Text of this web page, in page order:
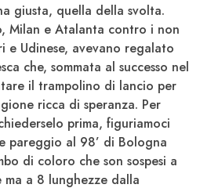
giusta, quella della svolta.
Milan e Atalanta contro i non
e Udinese, avevano regalato
che, sommata al successo nel
il trampolino di lancio per
ricca di speranza. Per
prima, figuriamoci
pareggio al 98’ di Bologna
di coloro che son sospesi a
a 8 lunghezze dalla